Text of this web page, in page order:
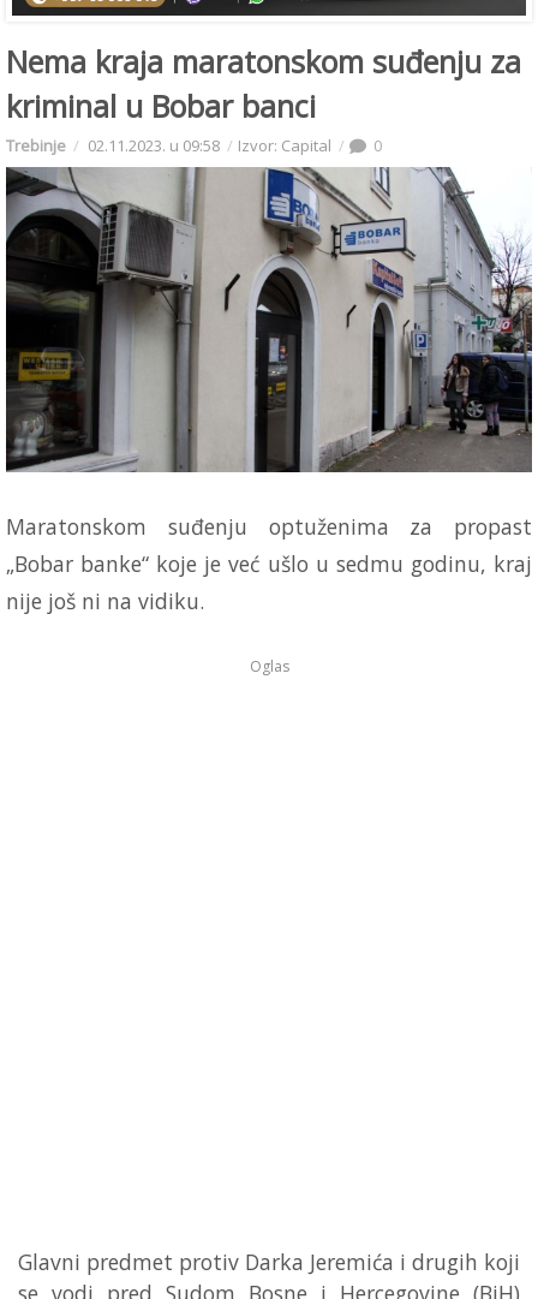
Nema kraja maratonskom suđenju za
kriminal u Bobar banci
Trebinje 02.11.2023. u 09:58 Izvor: Capital 0
Maratonskom suđenju optuženima za propast
„Bobar banke“ koje je već ušlo u sedmu godinu, kraj
nije još ni na vidiku.
Oglas
Glavni predmet protiv Darka Jeremića i drugih koji
se vodi pred Sudom Bosne i Hercegovine (BiH)